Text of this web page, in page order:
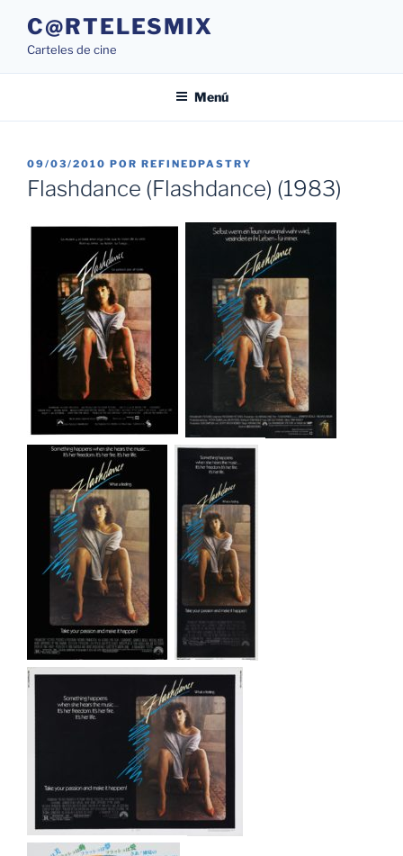
contenido
C@RTELESMIX
Carteles de cine
Menú
PUBLICADO
EL
09/03/2010 POR REFINEDPASTRY
Flashdance (Flashdance) (1983)